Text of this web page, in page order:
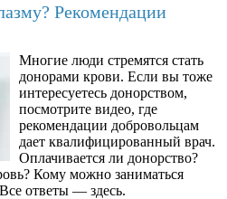
Рекомендации
Многие люди стремятся стать
донорами крови. Если вы тоже
интересуетесь донорством,
посмотрите видео, где
рекомендации добровольцам
дает квалифицированный врач.
Оплачивается ли донорство?
Кому можно заниматься
ответы — здесь.